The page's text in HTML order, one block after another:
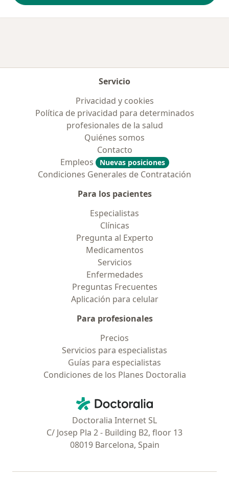
Servicio
Privacidad y cookies
Política de privacidad para determinados
profesionales de la salud
Quiénes somos
Contacto
Empleos
Nuevas posiciones
Condiciones Generales de Contratación
Para los pacientes
Especialistas
Clínicas
Pregunta al Experto
Medicamentos
Servicios
Enfermedades
Preguntas Frecuentes
Aplicación para celular
Para profesionales
Precios
Servicios para especialistas
Guías para especialistas
Condiciones de los Planes Doctoralia
Doctoralia - Página de inicio
Doctoralia Internet SL
C/ Josep Pla 2 - Building B2, floor 13
08019 Barcelona, Spain